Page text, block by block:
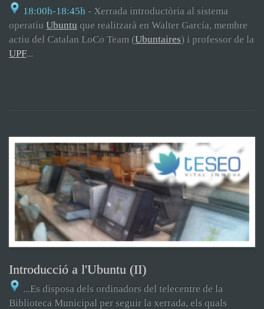
18:00h-18:45h - Xerrada introductòria al sistema
operatiu Ubuntu que realitzarà en Walter García, membre
actiu del Catalan LoCo Team (Ubuntaires) i professor de la
UPF...
Introducció a l'Ubuntu (II)
...Es disposa dels ordinadors del telecentre de la
Biblioteca Municipal per seguir la xerrada, els quals